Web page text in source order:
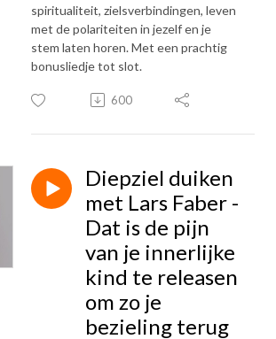
spiritualiteit, zielsverbindingen, leven
met de polariteiten in jezelf en je
stem laten horen. Met een prachtig
bonusliedje tot slot.
600
Diepziel duiken
met Lars Faber -
Dat is de pijn
van je innerlijke
kind te releasen
om zo je
bezieling terug